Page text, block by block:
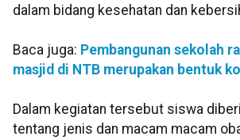
dalam bidang kesehatan dan
Baca juga: Pembangunan sekolah
masjid di NTB merupakan bentuk
Dalam kegiatan tersebut siswa
tentang jenis dan macam macam